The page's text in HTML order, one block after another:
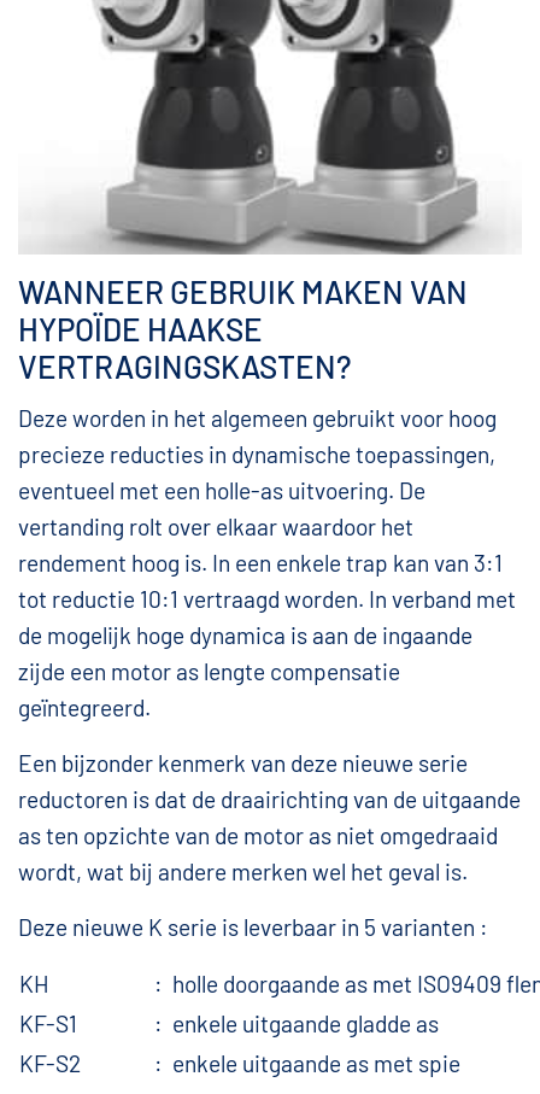
WANNEER GEBRUIK MAKEN VAN
HYPOÏDE HAAKSE
VERTRAGINGSKASTEN?
Deze worden in het algemeen gebruikt voor hoog
precieze reducties in dynamische toepassingen,
eventueel met een holle-as uitvoering. De
vertanding rolt over elkaar waardoor het
rendement hoog is. In een enkele trap kan van 3:1
tot reductie 10:1 vertraagd worden. In verband met
de mogelijk hoge dynamica is aan de ingaande
zijde een motor as lengte compensatie
geïntegreerd.
Een bijzonder kenmerk van deze nieuwe serie
reductoren is dat de draairichting van de uitgaande
as ten opzichte van de motor as niet omgedraaid
wordt, wat bij andere merken wel het geval is.
Deze nieuwe K serie is leverbaar in 5 varianten :
KH : holle doorgaande as met ISO9409
KF-S1
: enkele uitgaande gladde as
KF-S2
: enkele uitgaande as met spie